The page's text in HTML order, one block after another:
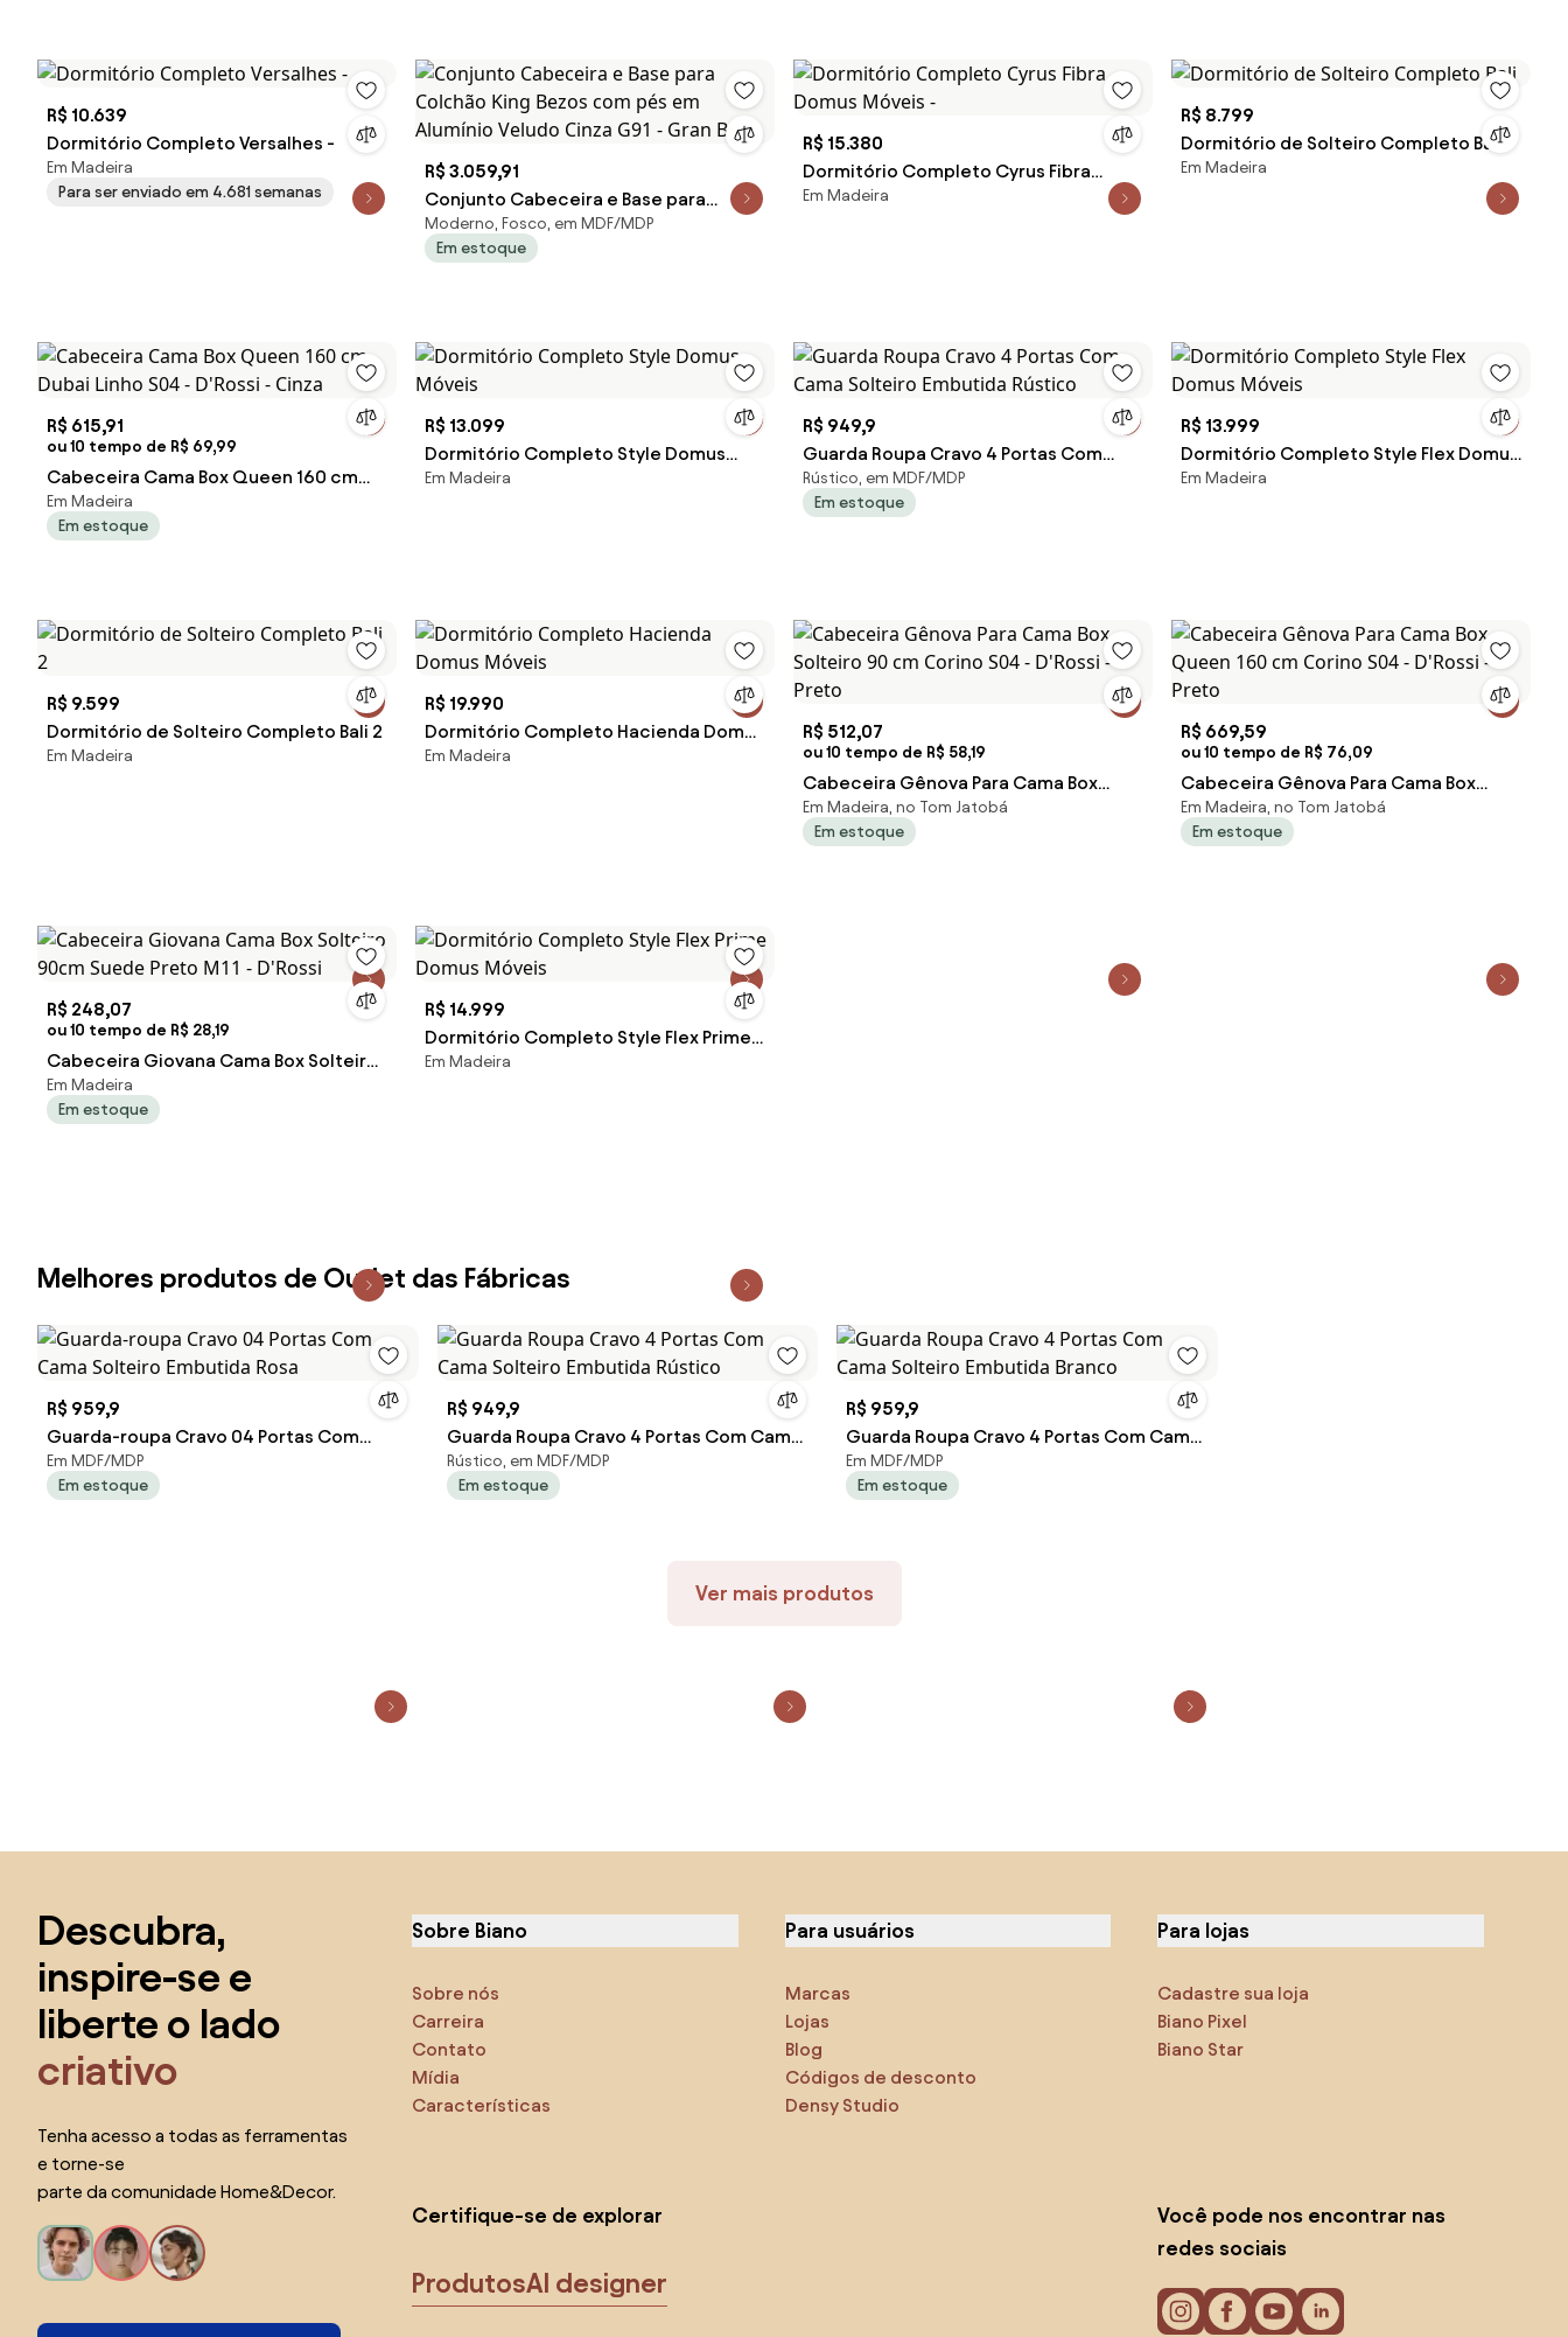
R$ 10.639
Dormitório Completo Versalhes -
Em Madeira
Para ser enviado em 4.681 semanas
R$ 3.059,91
Conjunto Cabeceira e Base para
Colchão King Bezos com pés em
Alumínio Veludo Cinza G91 - Gran Belo
Moderno, Fosco, em MDF/MDP
Em estoque
R$ 15.380
Dormitório Completo Cyrus Fibra
Domus Móveis -
Em Madeira
R$ 8.799
Dormitório de Solteiro Completo Bali
Em Madeira
R$ 615,91
ou 10 tempo de R$ 69,99
Cabeceira Cama Box Queen 160 cm
Dubai Linho S04 - D'Rossi - Cinza
Em Madeira
Em estoque
R$ 13.099
Dormitório Completo Style Domus
Móveis
Em Madeira
R$ 949,9
Guarda Roupa Cravo 4 Portas Com
Cama Solteiro Embutida Rústico
Rústico, em MDF/MDP
Em estoque
R$ 13.999
Dormitório Completo Style Flex Domus
Móveis
Em Madeira
R$ 9.599
Dormitório de Solteiro Completo Bali 2
Em Madeira
R$ 19.990
Dormitório Completo Hacienda Domus
Móveis
Em Madeira
R$ 512,07
ou 10 tempo de R$ 58,19
Cabeceira Gênova Para Cama Box
Solteiro 90 cm Corino S04 - D'Rossi -
Preto
Em Madeira, no Tom Jatobá
Em estoque
R$ 669,59
ou 10 tempo de R$ 76,09
Cabeceira Gênova Para Cama Box
Queen 160 cm Corino S04 - D'Rossi -
Preto
Em Madeira, no Tom Jatobá
Em estoque
R$ 248,07
ou 10 tempo de R$ 28,19
Cabeceira Giovana Cama Box Solteiro
90cm Suede Preto M11 - D'Rossi
Em Madeira
Em estoque
R$ 14.999
Dormitório Completo Style Flex Prime
Domus Móveis
Em Madeira
Melhores produtos de Outlet das Fábricas
R$ 959,9
Guarda-roupa Cravo 04 Portas Com
Cama Solteiro Embutida Rosa
Em MDF/MDP
Em estoque
R$ 949,9
Guarda Roupa Cravo 4 Portas Com Cama
Solteiro Embutida Rústico
Rústico, em MDF/MDP
Em estoque
R$ 959,9
Guarda Roupa Cravo 4 Portas Com Cama
Solteiro Embutida Branco
Em MDF/MDP
Em estoque
Ver mais produtos
Descubra,
inspire-se e
liberte o lado
criativo
Tenha acesso a todas as ferramentas
e torne-se
parte da comunidade Home&Decor.
Sobre Biano
Sobre nós
Carreira
Contato
Mídia
Características
Para usuários
Marcas
Lojas
Blog
Códigos de desconto
Densy Studio
Para lojas
Cadastre sua loja
Biano Pixel
Biano Star
Certifique-se de explorar
ProdutosAI designer
Você pode nos encontrar nas
redes sociais